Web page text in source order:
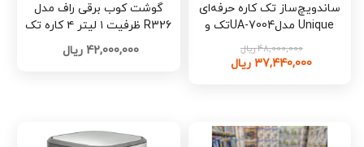
ساندویچ‌ساز تک کاره حرفه‌ای
Unique مدلUA-7004تک و
48,000,000 ریال
37,440,000 ریال
گوشت کوب برقی راف مدل
R326 ظرفیت ۱ لیتر ۴ کاره تک
و عمده M607
42,000,000 ریال